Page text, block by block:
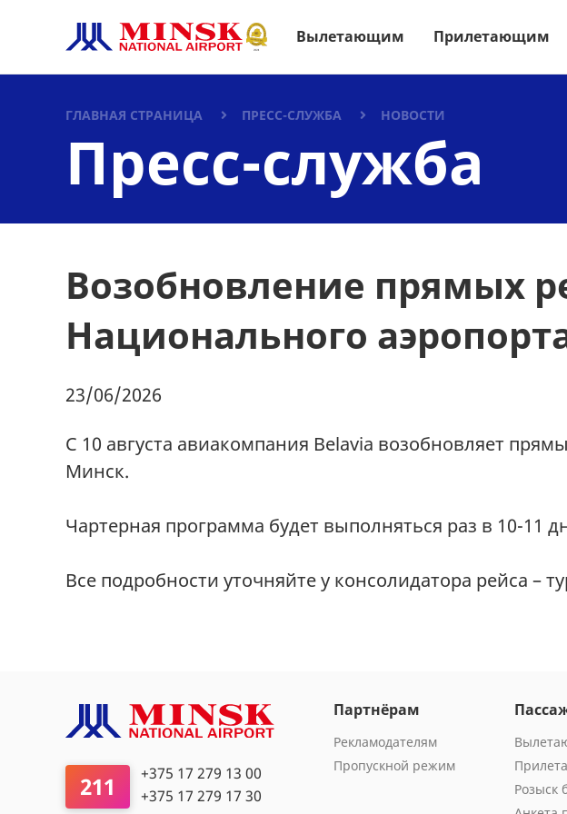
Вылетающим Прилетающим
ГЛАВНАЯ СТРАНИЦА ПРЕСС-СЛУЖБА НОВОСТИ
Пресс-служба
Возобновление прямых
Национального
23/06/2026
С 10 августа авиакомпания Belavia возобновляет
Минск.
Чартерная программа будет выполняться раз в 10-11
Все подробности уточняйте у консолидатора рейса –
211
+375 17 279 13 00
+375 17 279 17 30
Партнёрам
Рекламодателям
Пропускной режим
Розыск